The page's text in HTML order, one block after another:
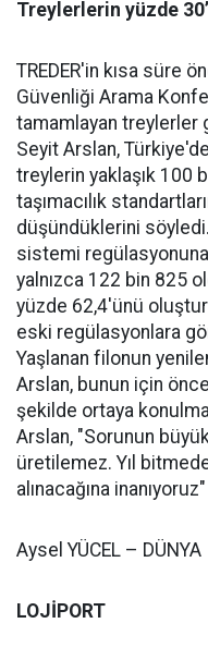
Treylerlerin yüzde
TREDER'in kısa süre
Güvenliği Arama
tamamlayan treylerler
Seyit Arslan,
treylerin yaklaşık 100
taşımacılık
düşündüklerini
sistemi regülasyonuna
yalnızca 122 bin 825
yüzde 62,4'ünü
eski regülasyonlara
Yaşlanan filonun
Arslan, bunun için
şekilde ortaya
Arslan, "Sorunun
üretilemez. Yıl
alınacağına
Aysel YÜCEL – DÜNYA
LOJİPORT